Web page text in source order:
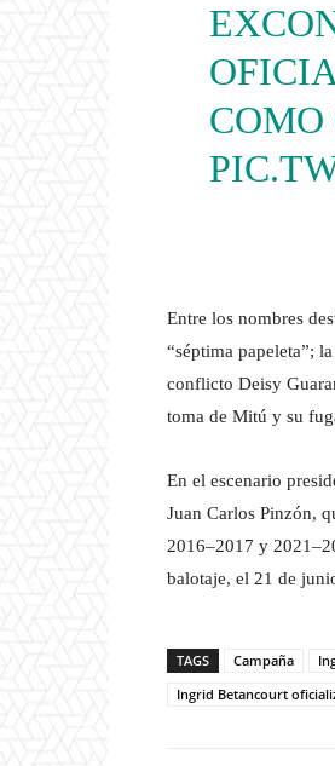
Entre los nombres
“séptima papeleta”;
conflicto Deisy
toma de Mitú y su
En el escenario
Juan Carlos Pinzón,
2016–2017 y
balotaje, el 21 de
TAGS Campaña
Ingrid Betancourt